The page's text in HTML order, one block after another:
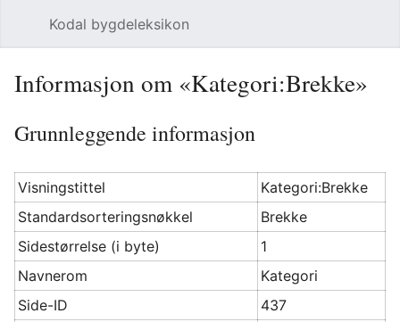
Kodal bygdeleksikon
Informasjon om «Kategori:Brekke»
Grunnleggende informasjon
Visningstittel
Kategori:Brekke
Standardsorteringsnøkkel
Brekke
Sidestørrelse (i byte)
1
Navnerom
Kategori
Side-ID
437